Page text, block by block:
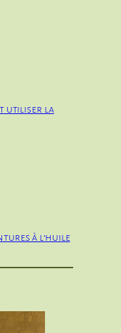
utiliser la
à l’huile